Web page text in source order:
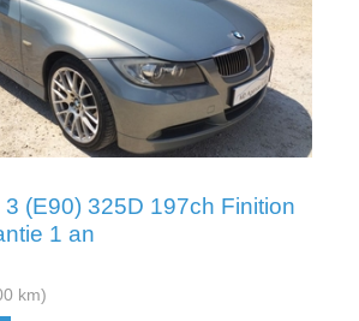
3 (E90) 325D 197ch Finition
1 an
km)